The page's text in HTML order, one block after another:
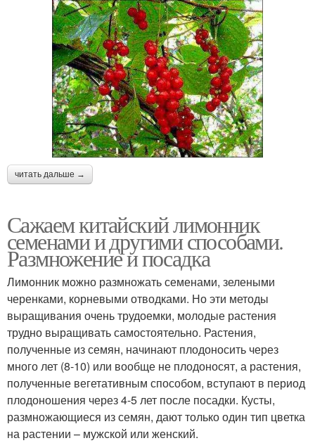
читать дальше →
Сажаем китайский лимонник
семенами и другими способами.
Размножение и посадка
Лимонник можно размножать семенами, зелеными
черенками, корневыми отводками. Но эти методы
выращивания очень трудоемки, молодые растения
трудно выращивать самостоятельно. Растения,
полученные из семян, начинают плодоносить через
много лет (8-10) или вообще не плодоносят, а растения,
полученные вегетативным способом, вступают в период
плодоношения через 4-5 лет после посадки. Кусты,
размножающиеся из семян, дают только один тип цветка
на растении – мужской или женский.